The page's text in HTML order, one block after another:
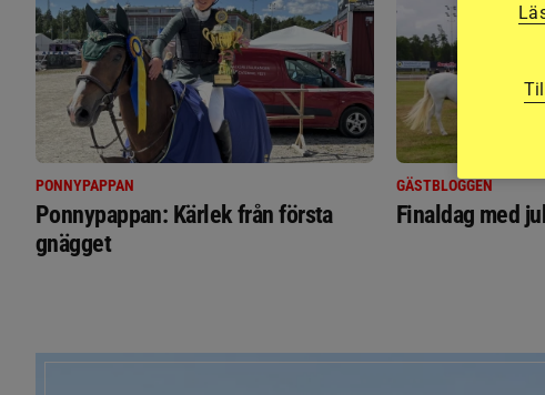
PONNYPAPPAN
Ponnypappan: Kärlek från första
gnägget
GÄSTBLOGGEN
Finaldag med